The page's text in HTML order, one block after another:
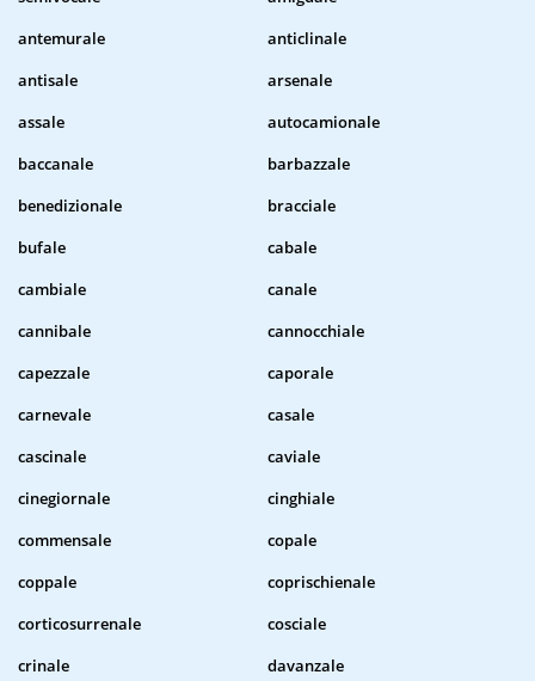
antemurale
anticlinale
antisale
arsenale
assale
autocamionale
baccanale
barbazzale
benedizionale
bracciale
bufale
cabale
cambiale
canale
cannibale
cannocchiale
capezzale
caporale
carnevale
casale
cascinale
caviale
cinegiornale
cinghiale
commensale
copale
coppale
coprischienale
corticosurrenale
cosciale
crinale
davanzale